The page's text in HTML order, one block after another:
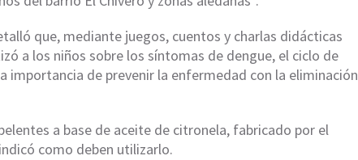
que, mediante juegos, cuentos y charlas didácticas
a los niños sobre los síntomas de dengue, el ciclo de
importancia de prevenir la enfermedad con la eliminación
a base de aceite de citronela, fabricado por el
como deben utilizarlo.